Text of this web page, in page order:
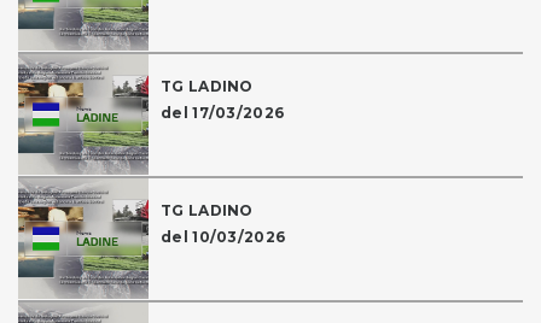
TG LADINO
del 17/03/2026
TG LADINO
del 10/03/2026